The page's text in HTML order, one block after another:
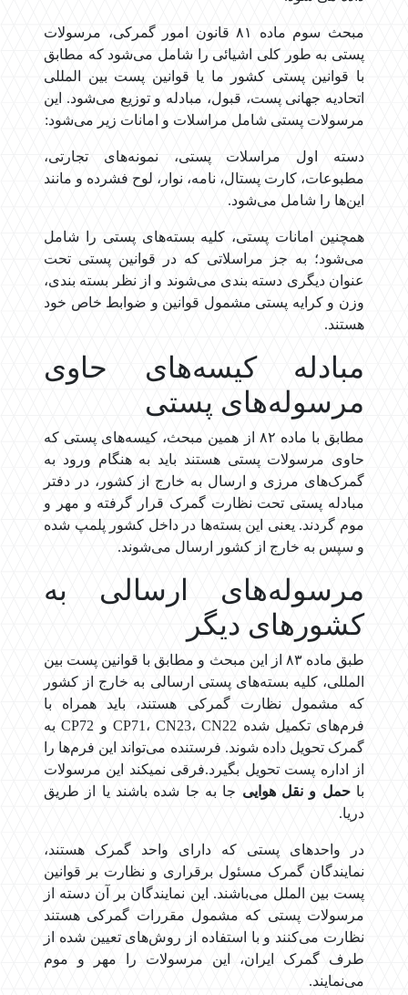
مبحث سوم ماده ۸۱ قانون امور گمرکی، مرسولات
پستی به طور کلی اشیائی را شامل می‌شود که مطابق
با قوانین پستی کشور ما یا قوانین پست بین المللی
اتحادیه جهانی پست، قبول، مبادله و توزیع می‌شود. این
مرسولات پستی شامل مراسلات و امانات زیر می‌شود:
دسته اول مراسلات پستی، نمونه‌های تجارتی،
مطبوعات، کارت پستال، نامه، نوار، لوح فشرده و مانند
این‌ها را شامل می‌شود.
همچنین امانات پستی، کلیه بسته‌های پستی را شامل
می‌شود؛ به جز مراسلاتی که در قوانین پستی تحت
عنوان دیگری دسته بندی می‌شوند و از نظر بسته بندی،
وزن و کرایه پستی مشمول قوانین و ضوابط خاص خود
هستند.
مبادله کیسه‌های حاوی
مرسوله‌های پستی
مطابق با ماده ۸۲ از همین مبحث، کیسه‌های پستی که
حاوی مرسولات پستی هستند باید به هنگام ورود به
گمرک‌های مرزی و ارسال به خارج از کشور، در دفتر
مبادله پستی تحت نظارت گمرک قرار گرفته و مهر و
موم گردند. یعنی این بسته‌ها در داخل کشور پلمپ شده
و سپس به خارج از کشور ارسال می‌شوند.
مرسوله‌های ارسالی به
کشورهای دیگر
طبق ماده ۸۳ از این مبحث و مطابق با قوانین پست بین
المللی، کلیه بسته‌های پستی ارسالی به خارج از کشور
که مشمول نظارت گمرکی هستند، باید همراه با
فرم‌های تکمیل شده CP71، CN23، CN22 و CP72 به
گمرک تحویل داده شوند. فرستنده می‌تواند این فرم‌ها را
از اداره پست تحویل بگیرد.فرقی نمیکند این مرسولات
باحمل و نقل هوایی جا به جا شده باشند یا از طریق
دریا.
در واحدهای پستی که دارای واحد گمرک هستند،
نمایندگان گمرک مسئول برقراری و نظارت بر قوانین
پست بین الملل می‌باشند. این نمایندگان بر آن دسته از
مرسولات پستی که مشمول مقررات گمرکی هستند
نظارت می‌کنند و با استفاده از روش‌های تعیین شده از
طرف گمرک ایران، این مرسولات را مهر و موم
می‌نمایند.